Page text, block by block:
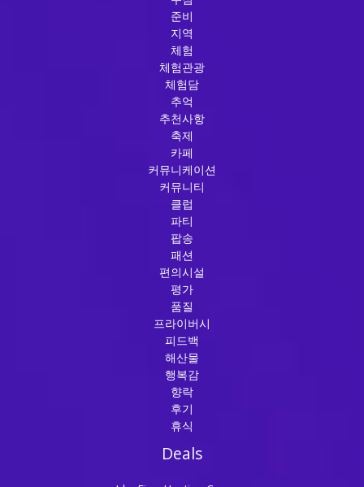
준비
지역
체험
체험관광
체험담
추억
추천사항
축제
카페
커뮤니케이션
커뮤니티
클럽
파티
팝송
패션
편의시설
평가
품질
프라이버시
피드백
해산물
행복감
향락
후기
휴식
Deals